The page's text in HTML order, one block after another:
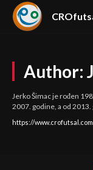
Author:
Jerko Šimac je rođen
2007. godine, a od
https://www.crofutsal.com